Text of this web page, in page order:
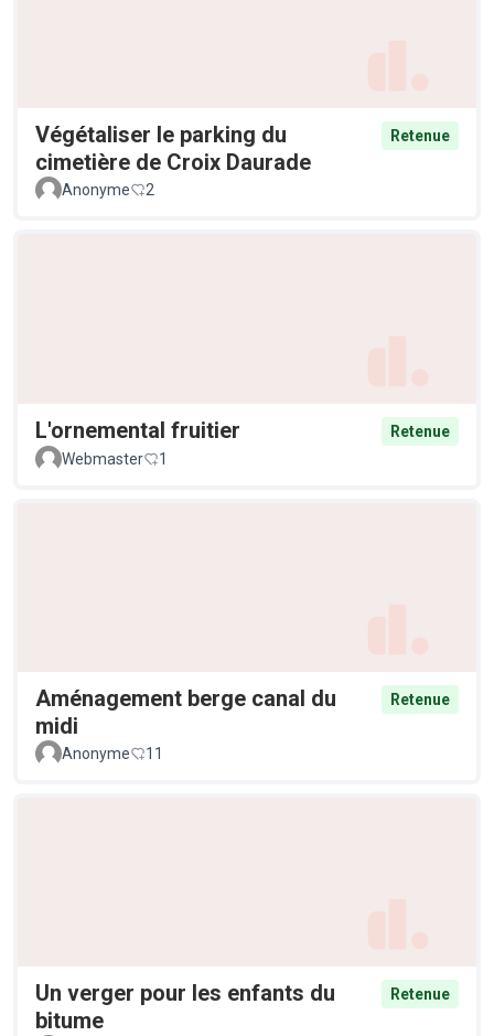
Végétaliser le parking du
cimetière de Croix Daurade
Retenue
Anonyme 2
L'ornemental fruitier
Retenue
Webmaster
1
Aménagement berge canal du
midi
Retenue
Anonyme 11
Un verger pour les enfants du
bitume
Retenue